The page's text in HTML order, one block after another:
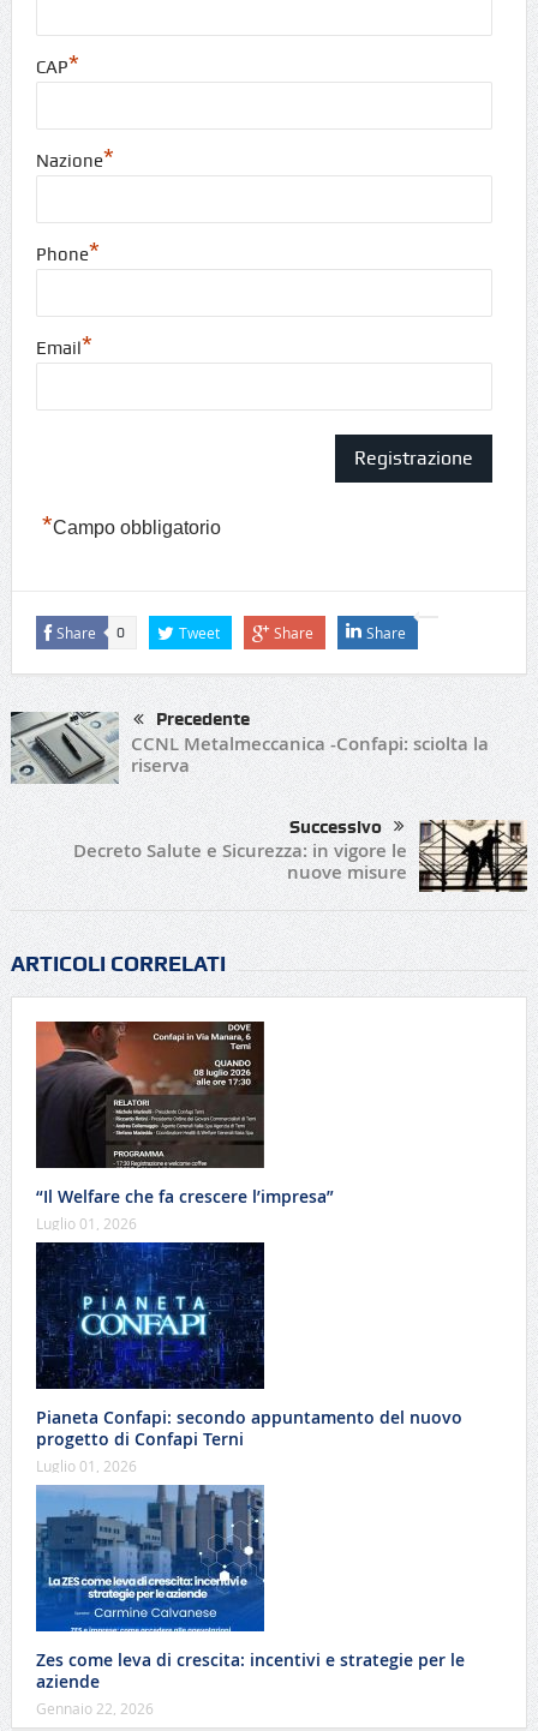
CAP*
Nazione*
Phone*
Email*
*Campo obbligatorio
Share 0 Tweet Share Share
Precedente
CCNL Metalmeccanica -Confapi: sciolta la
riserva
Successivo
Decreto Salute e Sicurezza: in vigore le
nuove misure
ARTICOLI CORRELATI
“Il Welfare che fa crescere l’impresa”
Luglio 01, 2026
Pianeta Confapi: secondo appuntamento del nuovo
progetto di Confapi Terni
Luglio 01, 2026
Zes come leva di crescita: incentivi e strategie per le
aziende
Gennaio 22, 2026